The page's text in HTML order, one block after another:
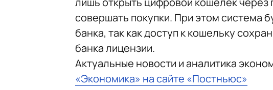
совершать покупки. При этом система
банка, так как доступ к кошельку
банка лицензии.
Актуальные новости и аналитика
«Экономика» на сайте «Постньюс»